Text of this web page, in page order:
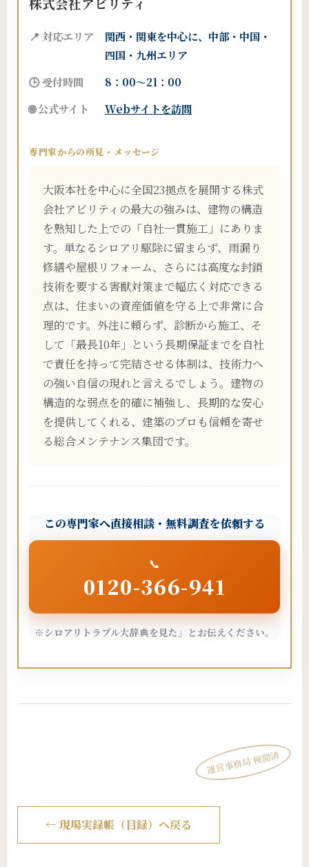
📍 対応エリア
関西・関東を中心に、中部・中国・
四国・九州エリア
🕒 受付時間
8：00～21：00
🌐 公式サイト
Webサイトを訪問
専門家からの所見・メッセージ
大阪本社を中心に全国23拠点を展開する株式
会社アビリティの最大の強みは、建物の構造
を熟知した上での「自社一貫施工」にありま
す。単なるシロアリ駆除に留まらず、雨漏り
修繕や屋根リフォーム、さらには高度な封鎖
技術を要する害獣対策まで幅広く対応できる
点は、住まいの資産価値を守る上で非常に合
理的です。外注に頼らず、診断から施工、そ
して「最長10年」という長期保証までを自社
で責任を持って完結させる体制は、技術力へ
の強い自信の現れと言えるでしょう。建物の
構造的な弱点を的確に補強し、長期的な安心
を提供してくれる、建築のプロも信頼を寄せ
る総合メンテナンス集団です。
この専門家へ直接相談・無料調査を依頼する
📞
0120-366-941
※シロアリトラブル大辞典を見た」とお伝えください。
運営事務局 検閲済
← 現場実録帳（目録）へ戻る